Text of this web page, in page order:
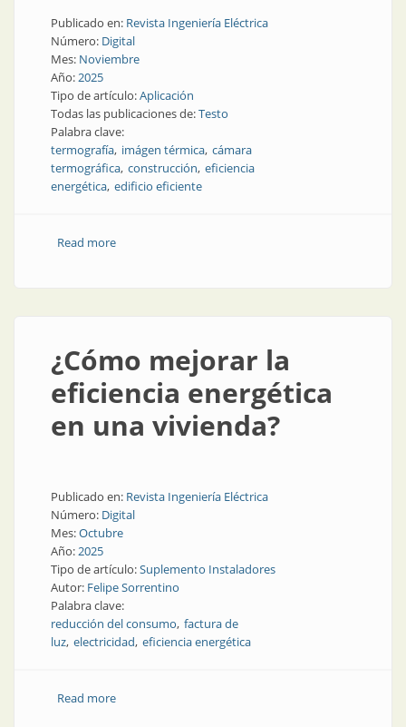
Publicado en: Revista Ingeniería Eléctrica
Número: Digital
Mes: Noviembre
Año:2025
Tipo de artículo:Aplicación
Todas las publicaciones de:Testo
Palabra clave:
termografía imágen térmica cámara
termográfica construcción eficiencia
energética edificio eficiente
Read moreabout La eficiencia energética llega a la construcción
¿Cómo mejorar la
eficiencia energética
en una vivienda?
Publicado en: Revista Ingeniería Eléctrica
Número: Digital
Mes:Octubre
Año:2025
Tipo de artículo:Suplemento Instaladores
Autor: Felipe Sorrentino
Palabra clave:
reducción del consumo factura de
luz electricidad eficiencia energética
Read moreabout ¿Cómo mejorar la eficiencia energética en una